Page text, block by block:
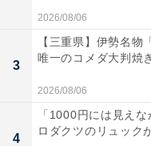
フレンチビストロ「ル ドール
2026/08/06
3
【三重県】伊勢名物
唯一のコメダ大判焼
2026/08/06
4
「1000円には見え
ロダクツのリュック